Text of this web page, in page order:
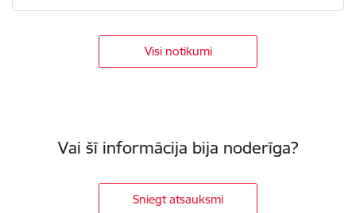
Visi notikumi
Vai šī informācija bija noderīga?
Sniegt atsauksmi